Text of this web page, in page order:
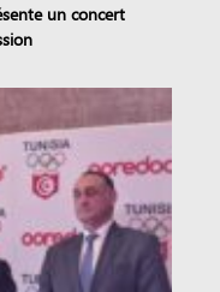
un concert